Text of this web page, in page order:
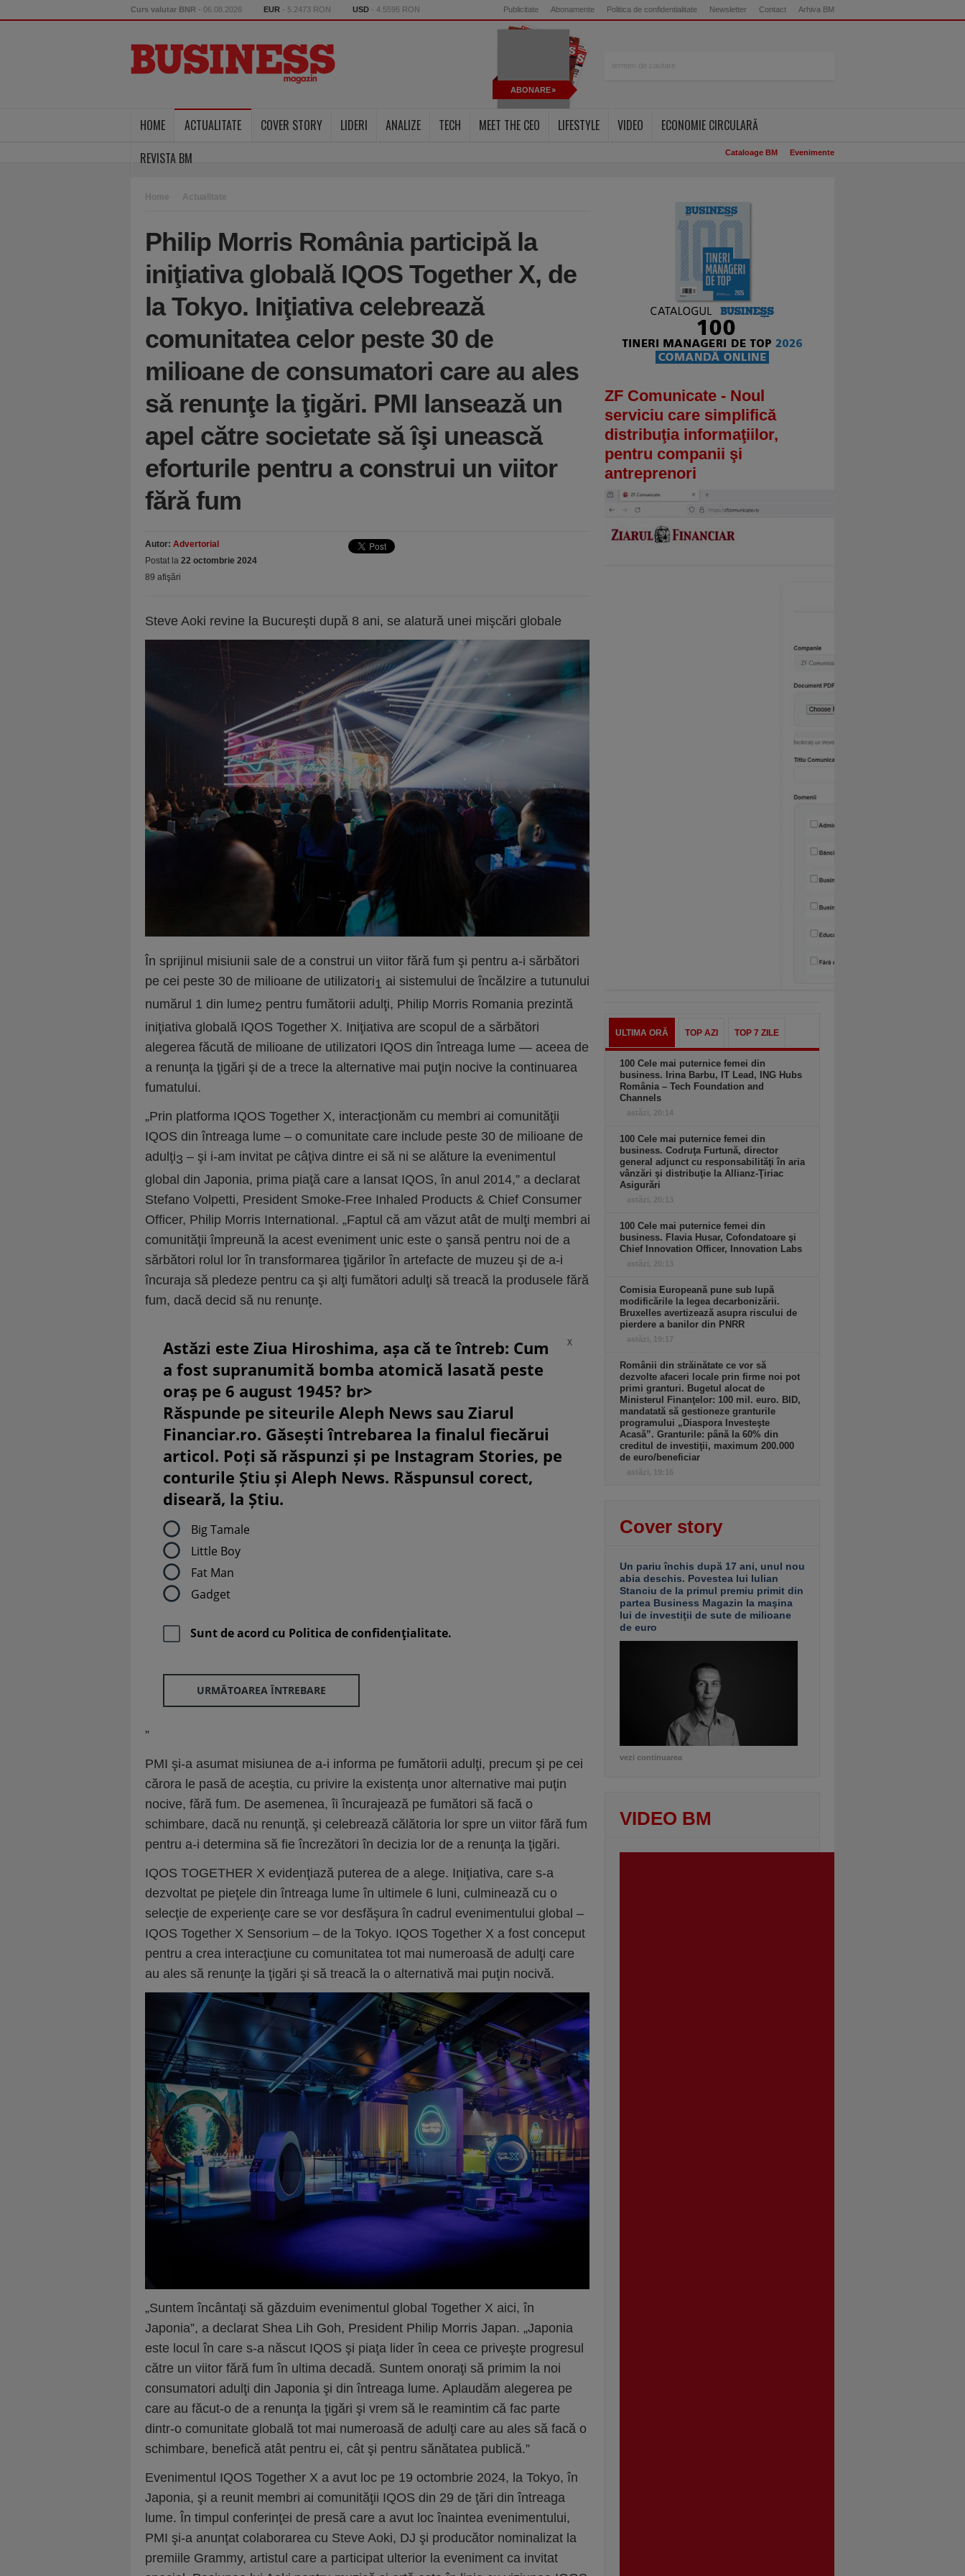
Curs valutar BNR - 06.08.2026 EUR - 5.2473 RON USD - 4.5595 RON Publicitate Abonamente Politica de confidentialitate Newsletter Contact Arhiva BM
ABONARE
HOME ACTUALITATE COVER STORY LIDERI ANALIZE TECH MEET THE CEO LIFESTYLE VIDEO
ECONOMIE CIRCULARĂ
REVISTA BM
Cataloage BM Evenimente
Home Actualitate
Philip Morris România participă la
iniţiativa globală IQOS Together X, de
la Tokyo. Iniţiativa celebrează
comunitatea celor peste 30 de
milioane de consumatori care au ales
să renunţe la ţigări. PMI lansează un
apel către societate să îşi unească
eforturile pentru a construi un viitor
fără fum
Autor: Advertorial
Postat la 22 octombrie 2024
89 afişări
Steve Aoki revine la Bucureşti după 8 ani, se alatură unei mişcări globale
În sprijinul misiunii sale de a construi un viitor fără fum şi pentru a-i sărbători
pe cei peste 30 de milioane de utilizatori1 ai sistemului de încălzire a tutunului
numărul 1 din lume2 pentru fumătorii adulţi, Philip Morris Romania prezintă
iniţiativa globală IQOS Together X. Iniţiativa are scopul de a sărbători
alegerea făcută de milioane de utilizatori IQOS din întreaga lume — aceea de
a renunţa la ţigări şi de a trece la alternative mai puţin nocive la continuarea
fumatului.
„Prin platforma IQOS Together X, interacţionăm cu membri ai comunităţii
IQOS din întreaga lume – o comunitate care include peste 30 de milioane de
adulţi3 – şi i-am invitat pe câţiva dintre ei să ni se alăture la evenimentul
global din Japonia, prima piaţă care a lansat IQOS, în anul 2014,” a declarat
Stefano Volpetti, President Smoke-Free Inhaled Products & Chief Consumer
Officer, Philip Morris International. „Faptul că am văzut atât de mulţi membri ai
comunităţii împreună la acest eveniment unic este o şansă pentru noi de a
sărbători rolul lor în transformarea ţigărilor în artefacte de muzeu şi de a-i
încuraja să pledeze pentru ca şi alţi fumători adulţi să treacă la produsele fără
fum, dacă decid să nu renunţe.
X
Astăzi este Ziua Hiroshima, așa că te întreb: Cum
a fost supranumită bomba atomică lasată peste
oraș pe 6 august 1945? br>
Răspunde pe siteurile Aleph News sau Ziarul
Financiar.ro. Găsești întrebarea la finalul fiecărui
articol. Poți să răspunzi și pe Instagram Stories, pe
conturile Știu și Aleph News. Răspunsul corect,
diseară, la Știu.
Big Tamale
Little Boy
Fat Man
Gadget
Sunt de acord cu Politica de confidenţialitate.
URMĂTOAREA ÎNTREBARE
”
PMI şi-a asumat misiunea de a-i informa pe fumătorii adulţi, precum şi pe cei
cărora le pasă de aceştia, cu privire la existenţa unor alternative mai puţin
nocive, fără fum. De asemenea, îi încurajează pe fumători să facă o
schimbare, dacă nu renunţă, şi celebrează călătoria lor spre un viitor fără fum
pentru a-i determina să fie încrezători în decizia lor de a renunţa la ţigări.
IQOS TOGETHER X evidenţiază puterea de a alege. Iniţiativa, care s-a
dezvoltat pe pieţele din întreaga lume în ultimele 6 luni, culminează cu o
selecţie de experienţe care se vor desfăşura în cadrul evenimentului global –
IQOS Together X Sensorium – de la Tokyo. IQOS Together X a fost conceput
pentru a crea interacţiune cu comunitatea tot mai numeroasă de adulţi care
au ales să renunţe la ţigări şi să treacă la o alternativă mai puţin nocivă.
„Suntem încântaţi să găzduim evenimentul global Together X aici, în
Japonia”, a declarat Shea Lih Goh, President Philip Morris Japan. „Japonia
este locul în care s-a născut IQOS şi piaţa lider în ceea ce priveşte progresul
către un viitor fără fum în ultima decadă. Suntem onoraţi să primim la noi
consumatori adulţi din Japonia şi din întreaga lume. Aplaudăm alegerea pe
care au făcut-o de a renunţa la ţigări şi vrem să le reamintim că fac parte
dintr-o comunitate globală tot mai numeroasă de adulţi care au ales să facă o
schimbare, benefică atât pentru ei, cât şi pentru sănătatea publică.”
Evenimentul IQOS Together X a avut loc pe 19 octombrie 2024, la Tokyo, în
Japonia, şi a reunit membri ai comunităţii IQOS din 29 de ţări din întreaga
lume. În timpul conferinţei de presă care a avut loc înaintea evenimentului,
PMI şi-a anunţat colaborarea cu Steve Aoki, DJ şi producător nominalizat la
premiile Grammy, artistul care a participat ulterior la eveniment ca invitat
ZF Comunicate - Noul
serviciu care simplifică
distribuţia informaţiilor,
pentru companii şi
antreprenori
ULTIMA ORĂ TOP AZI TOP 7 ZILE
100 Cele mai puternice femei din
business. Irina Barbu, IT Lead, ING Hubs
România – Tech Foundation and
Channels
astăzi, 20:14
100 Cele mai puternice femei din
business. Codruţa Furtună, director
general adjunct cu responsabilităţi în aria
vânzări şi distribuţie la Allianz-Ţiriac
Asigurări
astăzi, 20:13
100 Cele mai puternice femei din
business. Flavia Husar, Cofondatoare şi
Chief Innovation Officer, Innovation Labs
astăzi, 20:13
Comisia Europeană pune sub lupă
modificările la legea decarbonizării.
Bruxelles avertizează asupra riscului de
pierdere a banilor din PNRR
astăzi, 19:17
Românii din străinătate ce vor să
dezvolte afaceri locale prin firme noi pot
primi granturi. Bugetul alocat de
Ministerul Finanţelor: 100 mil. euro. BID,
mandatată să gestioneze granturile
programului „Diaspora Investeşte
Acasă”. Granturile: până la 60% din
creditul de investiţii, maximum 200.000
de euro/beneficiar
astăzi, 19:16
Cover story
Un pariu închis după 17 ani, unul nou
abia deschis. Povestea lui Iulian
Stanciu de la primul premiu primit din
partea Business Magazin la maşina
lui de investiţii de sute de milioane
de euro
vezi continuarea
VIDEO BM